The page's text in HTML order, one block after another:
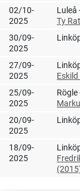
02/10-
2025
Luleå
Ty
30/09-
2025
27/09-
2025
25/09-
2025
Rögle
20/09-
2025
18/09-
2025